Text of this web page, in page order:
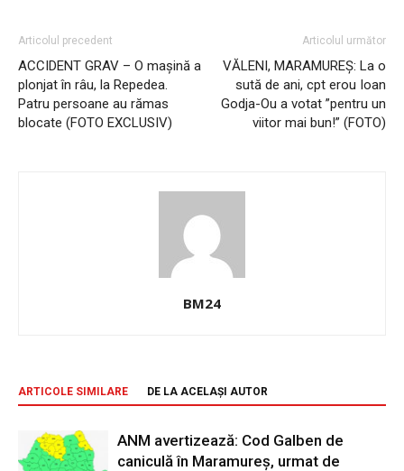
Articolul precedent
ACCIDENT GRAV – O mașină a
plonjat în râu, la Repedea.
Patru persoane au rămas
blocate (FOTO EXCLUSIV)
Articolul următor
VĂLENI, MARAMUREȘ: La o
sută de ani, cpt erou Ioan
Godja-Ou a votat ”pentru un
viitor mai bun!” (FOTO)
BM24
ARTICOLE SIMILARE DE LA ACELAȘI AUTOR
ANM avertizează: Cod Galben de
caniculă în Maramureș, urmat de